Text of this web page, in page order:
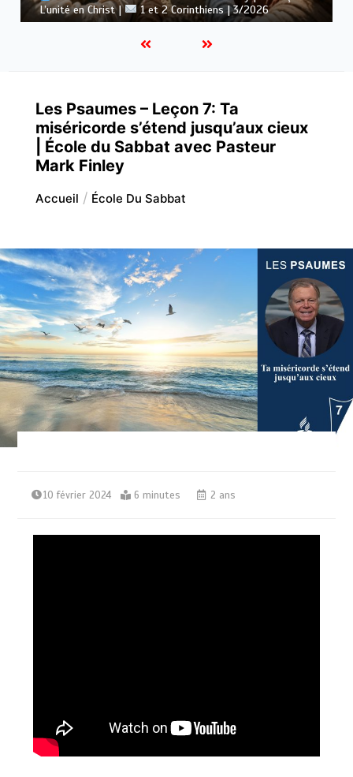
: Le message de la croix |
1 et 2 Corinthiens | 3/2026
Les Psaumes – Leçon 7: Ta
miséricorde s’étend jusqu’aux cieux
| École du Sabbat avec Pasteur
Mark Finley
Accueil École Du Sabbat
10 février 2024 6 minutes 2 ans